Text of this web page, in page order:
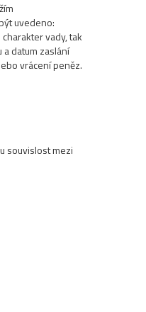
uvedeno:
vady, tak
datum zaslání
vrácení peněz.
souvislost mezi